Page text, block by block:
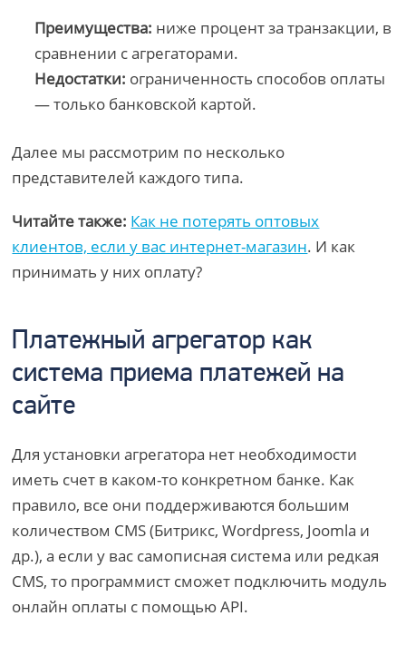
Преимущества: ниже процент за транзакции, в
сравнении с агрегаторами.
Недостатки: ограниченность способов оплаты
— только банковской картой.
Далее мы рассмотрим по несколько
представителей каждого типа.
Читайте также: Как не потерять оптовых
клиентов, если у вас интернет-магазин. И как
принимать у них оплату?
Платежный агрегатор как
система приема платежей на
сайте
Для установки агрегатора нет необходимости
иметь счет в каком-то конкретном банке. Как
правило, все они поддерживаются большим
количеством CMS (Битрикс, Wordpress, Joomla и
др.), а если у вас самописная система или редкая
CMS, то программист сможет подключить модуль
онлайн оплаты с помощью API.